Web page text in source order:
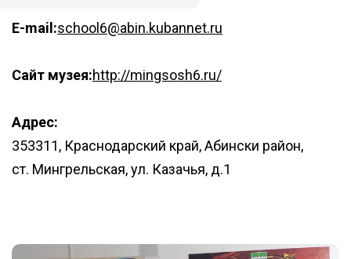
E-mail:school6@abin.kubannet.ru
Сайт музея:http://mingsosh6.ru/
Адрес:
353311, Краснодарский край, Абински район,
ст. Мингрельская, ул. Казачья, д.1